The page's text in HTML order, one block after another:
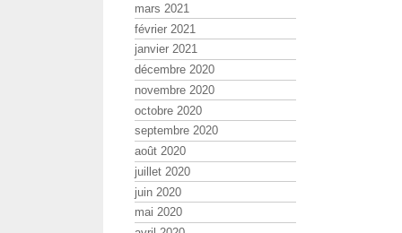
mars 2021
février 2021
janvier 2021
décembre 2020
novembre 2020
octobre 2020
septembre 2020
août 2020
juillet 2020
juin 2020
mai 2020